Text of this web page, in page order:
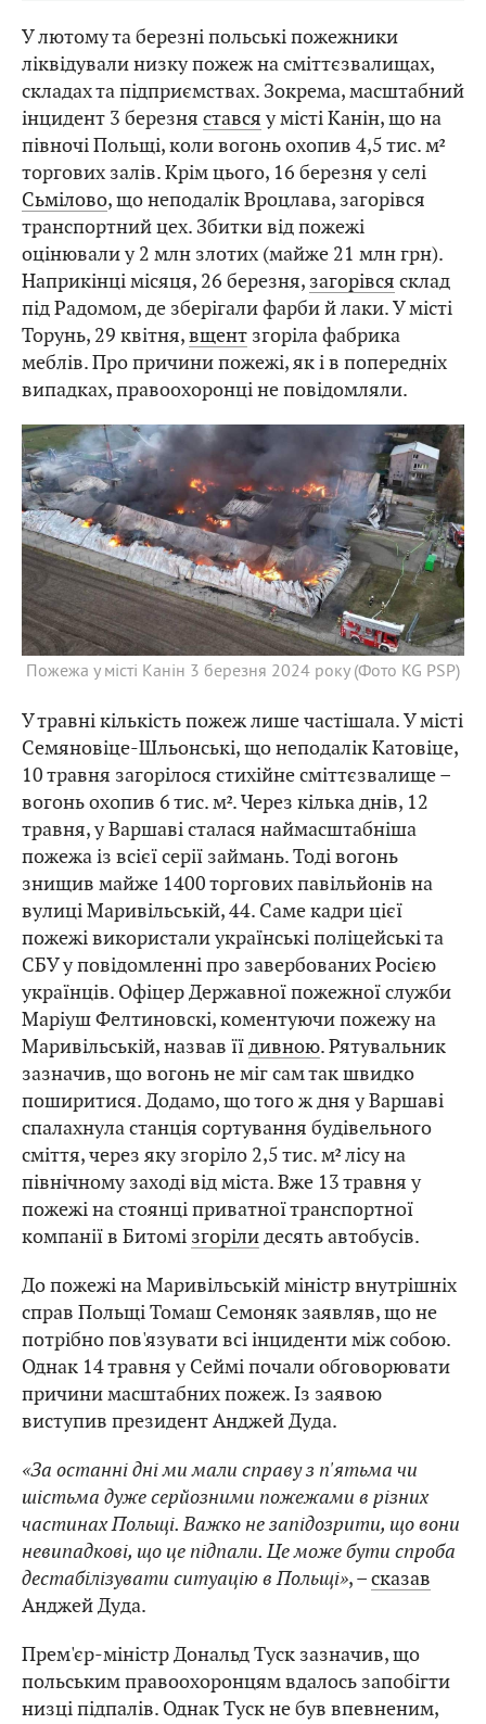
У лютому та березні польські пожежники
ліквідували низку пожеж на сміттєзвалищах,
складах та підприємствах. Зокрема, масштабний
інцидент 3 березня стався у місті Канін, що на
півночі Польщі, коли вогонь охопив 4,5 тис. м²
торгових залів. Крім цього, 16 березня у селі
Сьмілово, що неподалік Вроцлава, загорівся
транспортний цех. Збитки від пожежі
оцінювали у 2 млн злотих (майже 21 млн грн).
Наприкінці місяця, 26 березня, загорівся склад
під Радомом, де зберігали фарби й лаки. У місті
Торунь, 29 квітня,вщент згоріла фабрика
меблів. Про причини пожежі, як і в попередніх
випадках, правоохоронці не повідомляли.
Пожежа у місті Канін 3 березня 2024 року (Фото KG PSP)
У травні кількість пожеж лише частішала. У місті
Семяновіце-Шльонські, що неподалік Катовіце,
10 травня загорілося стихійне сміттєзвалище –
вогонь охопив 6 тис. м². Через кілька днів, 12
травня, у Варшаві сталася наймасштабніша
пожежа із всієї серії займань. Тоді вогонь
знищив майже 1400 торгових павільйонів на
вулиці Маривільській, 44. Саме кадри цієї
пожежі використали українські поліцейські та
СБУ у повідомленні про завербованих Росією
українців. Офіцер Державної пожежної служби
Маріуш Фелтиновскі, коментуючи пожежу на
Маривільській, назвав їїдивною. Рятувальник
зазначив, що вогонь не міг сам так швидко
поширитися. Додамо, що того ж дня у Варшаві
спалахнула станція сортування будівельного
сміття, через яку згоріло 2,5 тис. м² лісу на
північному заході від міста. Вже 13 травня у
пожежі на стоянці приватної транспортної
компанії в Битомі згорілидесять автобусів.
До пожежі на Маривільській міністр внутрішніх
справ Польщі Томаш Семоняк заявляв, що не
потрібно пов'язувати всі інциденти між собою.
Однак 14 травня у Сеймі почали обговорювати
причини масштабних пожеж. Із заявою
виступив президент Анджей Дуда.
«За останні дні ми мали справу з п'ятьма чи
шістьма дуже серйозними пожежами в різних
частинах Польщі. Важко не запідозрити, що вони
невипадкові, що це підпали. Це може бути спроба
дестабілізувати ситуацію в Польщі», –сказав
Анджей Дуда.
Прем'єр-міністр Дональд Туск зазначив, що
польським правоохоронцям вдалось запобігти
низці підпалів. Однак Туск не був впевненим,